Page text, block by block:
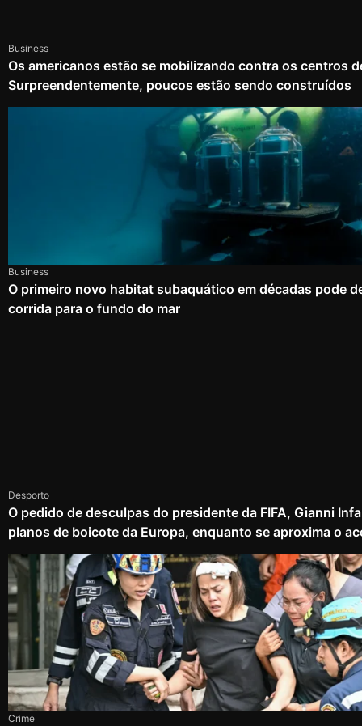
Business
Os americanos estão se mobilizando contra os centros
Surpreendentemente, poucos estão sendo construídos
Business
O primeiro novo habitat subaquático em décadas pode
corrida para o fundo do mar
Desporto
O pedido de desculpas do presidente da FIFA, Gianni
planos de boicote da Europa, enquanto se aproxima o
Crime